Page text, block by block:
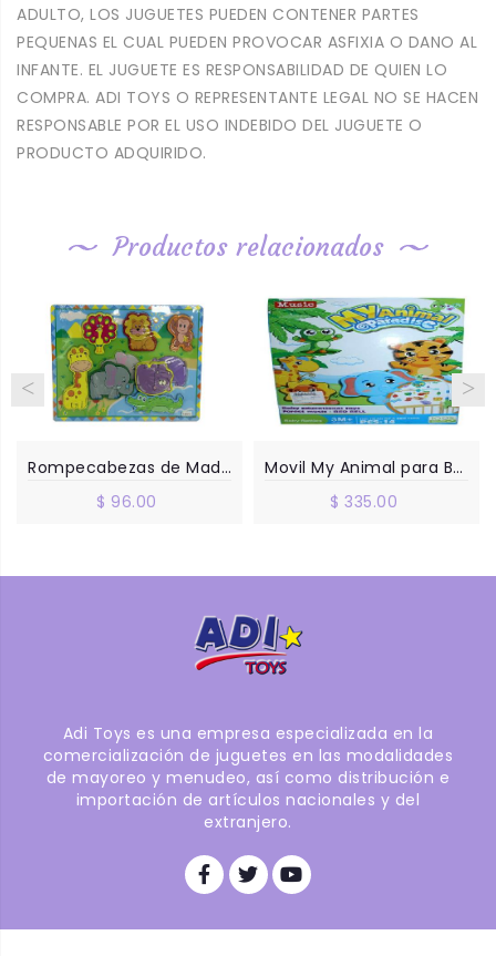
ADULTO, LOS JUGUETES PUEDEN CONTENER PARTES
PEQUENAS EL CUAL PUEDEN PROVOCAR ASFIXIA O DANO AL
INFANTE. EL JUGUETE ES RESPONSABILIDAD DE QUIEN LO
COMPRA. ADI TOYS O REPRESENTANTE LEGAL NO SE HACEN
RESPONSABLE POR EL USO INDEBIDO DEL JUGUETE O
PRODUCTO ADQUIRIDO.
Productos relacionados
Rompecabezas de Madera Selva
$ 96.00
Movil My Animal para Bebe
$ 335.00
Adi Toys es una empresa especializada en la
comercialización de juguetes en las modalidades
de mayoreo y menudeo, así como distribución e
importación de artículos nacionales y del
extranjero.